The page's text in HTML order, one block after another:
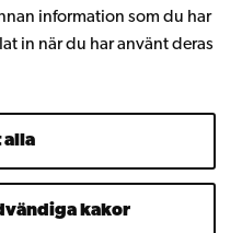
information som du har
in när du har använt deras
alla
kakor